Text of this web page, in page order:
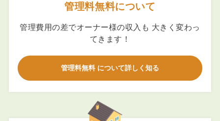
管理料無料について
管理費用の差でオーナー様の収入も 大きく変わっ
てきます！
管理料無料 について詳しく知る